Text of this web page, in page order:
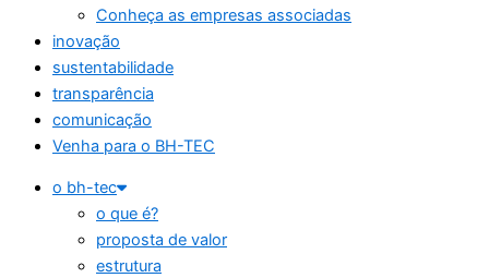
Conheça as empresas associadas
inovação
sustentabilidade
transparência
comunicação
Venha para o BH-TEC
o bh-tec
o que é?
proposta de valor
estrutura